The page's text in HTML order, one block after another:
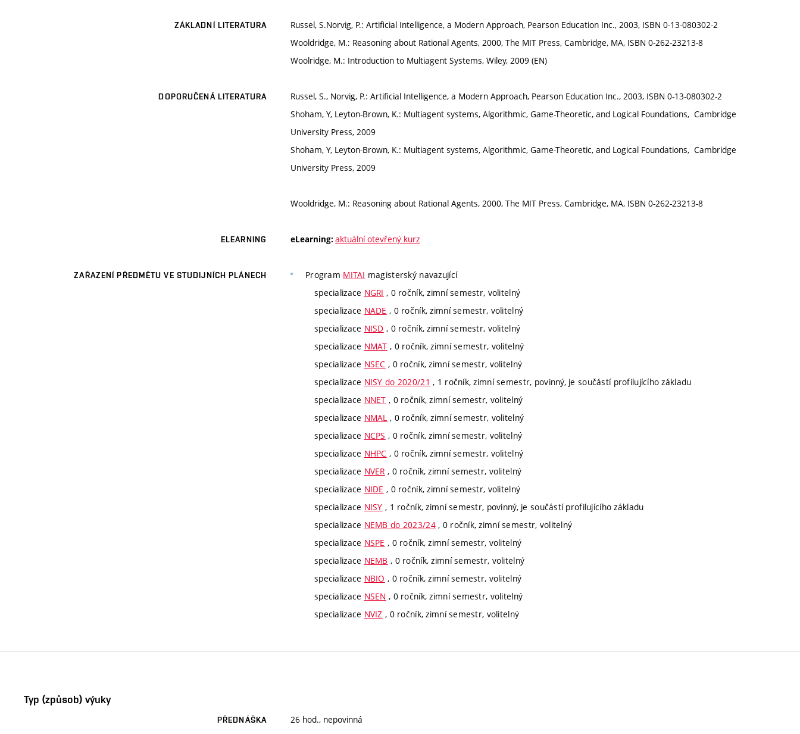
ZÁKLADNÍ LITERATURA
Russel, S.Norvig, P.: Artificial Intelligence, a Modern Approach, Pearson Education Inc., 2003, ISBN 0-13-080302-2
Wooldridge, M.: Reasoning about Rational Agents, 2000, The MIT Press, Cambridge, MA, ISBN 0-262-23213-8
Woolridge, M.: Introduction to Multiagent Systems, Wiley, 2009 (EN)
DOPORUČENÁ LITERATURA
Russel, S., Norvig, P.: Artificial Intelligence, a Modern Approach, Pearson Education Inc., 2003, ISBN 0-13-080302-2
Shoham, Y, Leyton-Brown, K.: Multiagent systems, Algorithmic, Game-Theoretic, and Logical Foundations, Cambridge
University Press, 2009
Shoham, Y, Leyton-Brown, K.: Multiagent systems, Algorithmic, Game-Theoretic, and Logical Foundations, Cambridge
University Press, 2009
Wooldridge, M.: Reasoning about Rational Agents, 2000, The MIT Press, Cambridge, MA, ISBN 0-262-23213-8
ELEARNING eLearning: aktuální otevřený kurz
ZAŘAZENÍ PŘEDMĚTU VE STUDIJNÍCH PLÁNECH Program MITAI magisterský navazující
specializace NGRI , 0 ročník, zimní semestr, volitelný
specializace NADE , 0 ročník, zimní semestr, volitelný
specializace NISD , 0 ročník, zimní semestr, volitelný
specializace NMAT , 0 ročník, zimní semestr, volitelný
specializace NSEC , 0 ročník, zimní semestr, volitelný
specializace NISY do 2020/21 , 1 ročník, zimní semestr, povinný, je součástí profilujícího základu
specializace NNET , 0 ročník, zimní semestr, volitelný
specializace NMAL , 0 ročník, zimní semestr, volitelný
specializace NCPS , 0 ročník, zimní semestr, volitelný
specializace NHPC , 0 ročník, zimní semestr, volitelný
specializace NVER , 0 ročník, zimní semestr, volitelný
specializace NIDE , 0 ročník, zimní semestr, volitelný
specializace NISY , 1 ročník, zimní semestr, povinný, je součástí profilujícího základu
specializace NEMB do 2023/24, 0 ročník, zimní semestr, volitelný
specializace NSPE , 0 ročník, zimní semestr, volitelný
specializace NEMB , 0 ročník, zimní semestr, volitelný
specializace NBIO , 0 ročník, zimní semestr, volitelný
specializace NSEN , 0 ročník, zimní semestr, volitelný
specializace NVIZ , 0 ročník, zimní semestr, volitelný
Typ (způsob) výuky
PŘEDNÁŠKA 26 hod., nepovinná